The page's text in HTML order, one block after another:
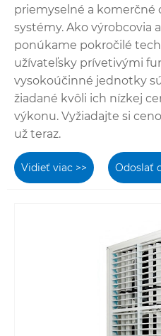
priemyselné a komerčné
systémy. Ako výrobcovia
ponúkame pokročilé
užívateľsky prívetivými
vysokoúčinné jednotky
žiadané kvôli ich nízkej
výkonu. Vyžiadajte si
už teraz.
Vidieť viac >> Odoslať